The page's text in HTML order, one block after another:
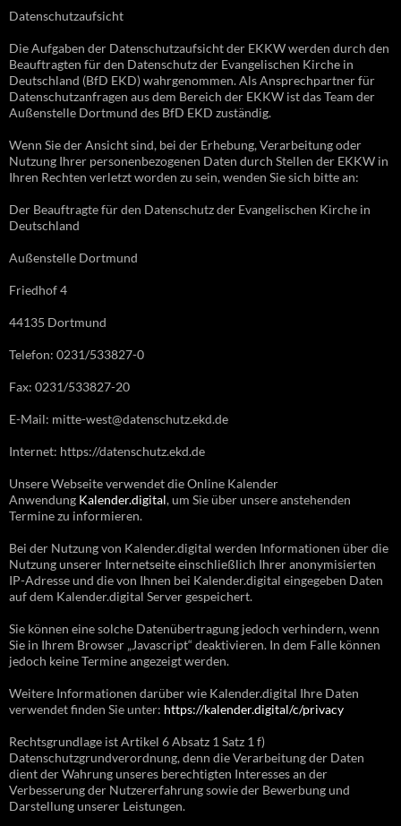
Datenschutzaufsicht
Die Aufgaben der Datenschutzaufsicht der EKKW werden durch den
Beauftragten für den Datenschutz der Evangelischen Kirche in
Deutschland (BfD EKD) wahrgenommen. Als Ansprechpartner für
Datenschutzanfragen aus dem Bereich der EKKW ist das Team der
Außenstelle Dortmund des BfD EKD zuständig.
Wenn Sie der Ansicht sind, bei der Erhebung, Verarbeitung oder
Nutzung Ihrer personenbezogenen Daten durch Stellen der EKKW in
Ihren Rechten verletzt worden zu sein, wenden Sie sich bitte an:
Der Beauftragte für den Datenschutz der Evangelischen Kirche in
Deutschland
Außenstelle Dortmund
Friedhof 4
44135 Dortmund
Telefon: 0231/533827-0
Fax: 0231/533827-20
E-Mail: mitte-west@datenschutz.ekd.de
Internet: https://datenschutz.ekd.de
Unsere Webseite verwendet die Online Kalender
Anwendung Kalender.digital, um Sie über unsere anstehenden
Termine zu informieren.
Bei der Nutzung von Kalender.digital werden Informationen über die
Nutzung unserer Internetseite einschließlich Ihrer anonymisierten
IP-Adresse und die von Ihnen bei Kalender.digital eingegeben Daten
auf dem Kalender.digital Server gespeichert.
Sie können eine solche Datenübertragung jedoch verhindern, wenn
Sie in Ihrem Browser „Javascript“ deaktivieren. In dem Falle können
jedoch keine Termine angezeigt werden.
Weitere Informationen darüber wie Kalender.digital Ihre Daten
verwendet finden Sie unter: https://kalender.digital/c/privacy
Rechtsgrundlage ist Artikel 6 Absatz 1 Satz 1 f)
Datenschutzgrundverordnung, denn die Verarbeitung der Daten
dient der Wahrung unseres berechtigten Interesses an der
Verbesserung der Nutzererfahrung sowie der Bewerbung und
Darstellung unserer Leistungen.